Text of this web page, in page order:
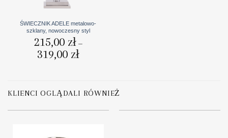
ŚWIECZNIK ADELE metalowo-
szklany, nowoczesny styl
215,00 zł –
319,00 złZakres
cen:
KLIENCI OGLĄDALI RÓWNIEŻ